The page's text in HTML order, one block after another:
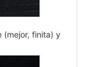
(mejor, finita) y